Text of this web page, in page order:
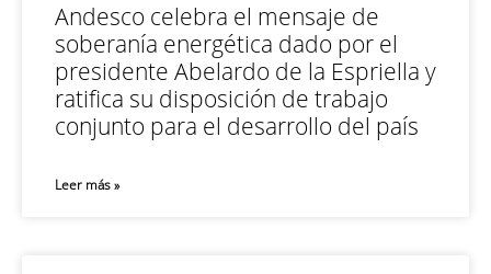
Andesco celebra el mensaje de
soberanía energética dado por el
presidente Abelardo de la Espriella y
ratifica su disposición de trabajo
conjunto para el desarrollo del país
Leer más »